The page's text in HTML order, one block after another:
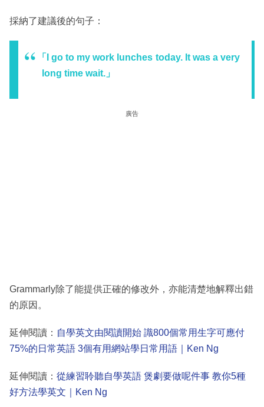
採納了建議後的句子：
「I go to my work lunches today. It was a very
long time wait.」
廣告
Grammarly除了能提供正確的修改外，亦能清楚地解釋出錯
的原因。
延伸閱讀： 自學英文由閱讀開始 識800個常用生字可應付
75%的日常英語 3個有用網站學日常用語｜Ken Ng
延伸閱讀： 從練習聆聽自學英語 煲劇要做呢件事 教你5種
好方法學英文｜Ken Ng